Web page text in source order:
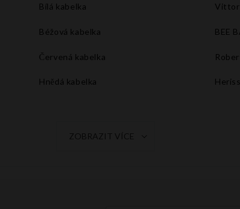
Bílá kabelka
Béžová kabelka
Červená kabelka
Hnědá kabelka
Šedá kabelka
BEE
ZOBRAZIT VÍCE